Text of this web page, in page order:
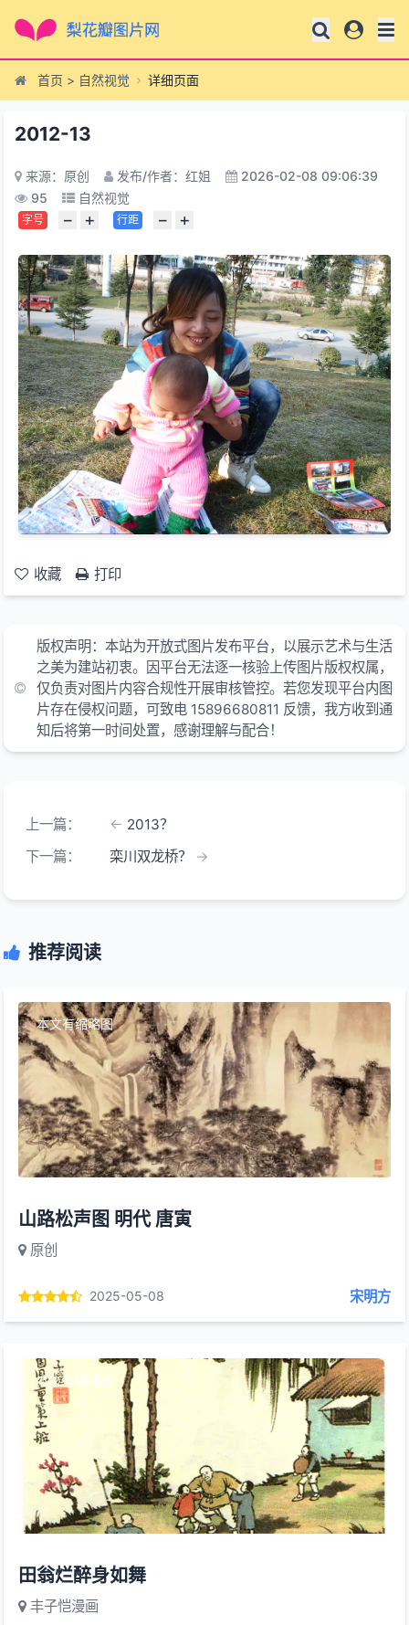
首页 > 自然视觉 详细页面
2012-13
来源：原创 发布/作者：红姐
2026-02-08 09:06:39
95
自然视觉
字号 − + 行距 − +
收藏 打印
版权声明：本站为开放式图片发布平台，以展示艺术与生活
之美为建站初衷。因平台无法逐一核验上传图片版权权属，
仅负责对图片内容合规性开展审核管控。若您发现平台内图
片存在侵权问题，可致电 15896680811 反馈，我方收到通
知后将第一时间处置，感谢理解与配合！
上一篇：
2013？
下一篇：
栾川双龙桥？
推荐阅读
本文有缩略图
山路松声图 明代 唐寅
原创
2025-05-08 宋明方
本文有缩略图
田翁烂醉身如舞
丰子恺漫画